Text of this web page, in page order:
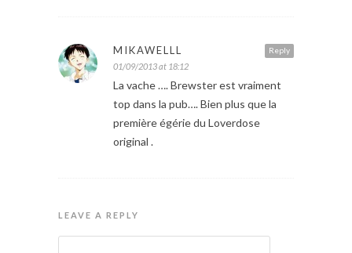
Reply
MIKAWELLL
01/09/2013 at 18:12
La vache …. Brewster est vraiment
top dans la pub…. Bien plus que la
première égérie du Loverdose
original .
LEAVE A REPLY